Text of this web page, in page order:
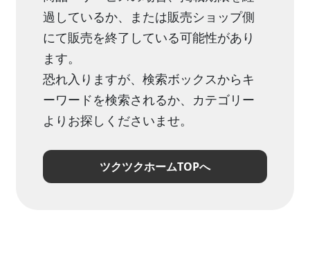
過しているか、または販売ショップ側
にて販売を終了している可能性があり
ます。
恐れ入りますが、検索ボックスからキ
ーワードを検索されるか、カテゴリー
よりお探しくださいませ。
ツクツクホームTOPへ